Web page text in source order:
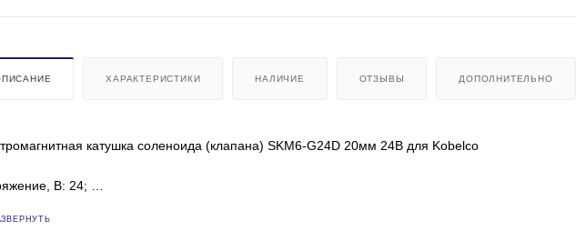
ХАРАКТЕРИСТИКИ НАЛИЧИЕ ОТЗЫВЫ ДОПОЛНИТЕЛЬНО
катушка соленоида (клапана) SKM6-G24D 20мм 24В для Kobelco
В: 24;
мм: 55;